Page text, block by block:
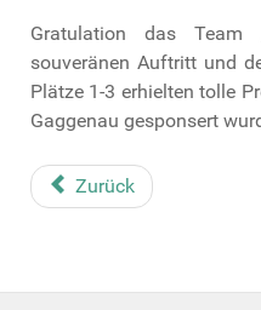
Gratulation das Team
souveränen Auftritt und
Plätze 1-3 erhielten tolle
Gaggenau gesponsert
Zurück